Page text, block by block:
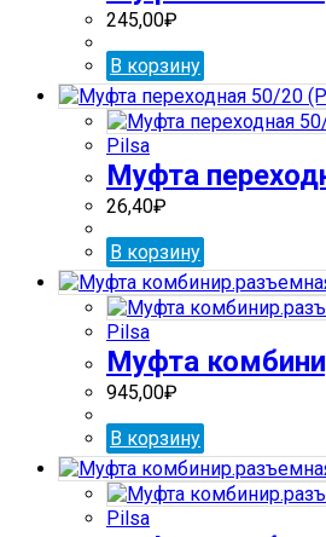
245,00₽
В корзину
Pilsa
Муфта
26,40₽
В корзину
Pilsa
Муфта
945,00₽
В корзину
Pilsa